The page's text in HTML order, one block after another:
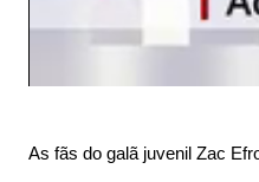
As fãs do galã juvenil Zac